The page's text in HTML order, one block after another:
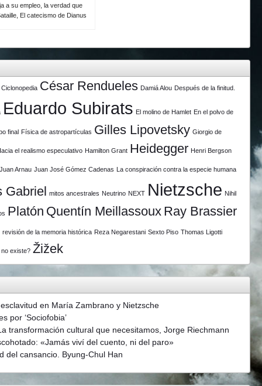
a su empleo, la verdad que
El catecismo de Dianus
Ciclonopedia César Rendueles Damiá Alou Después de la finitud.
Eduardo Subirats El molino de Hamlet En el polvo de
final Física de astropartículas Gilles Lipovetsky Giorgio de
el realismo especulativo Hamilton Grant Heidegger Henri Bergson
Juan Arnau Juan José Gómez Cadenas La conspiración contra la especie humana
Gabriel mitos ancestrales Neutrino NEXT Nietzsche Nihil
Platón Quentín Meillassoux Ray Brassier
revisión de la memoria histórica Reza Negarestani Sexto Piso Thomas Ligotti
existe? Žižek
en María Zambrano y Nietzsche
por ‘Sociofobia’
transformación cultural que necesitamos, Jorge Riechmann
«Jamás viví del cuento, ni del paro»
del cansancio. Byung-Chul Han